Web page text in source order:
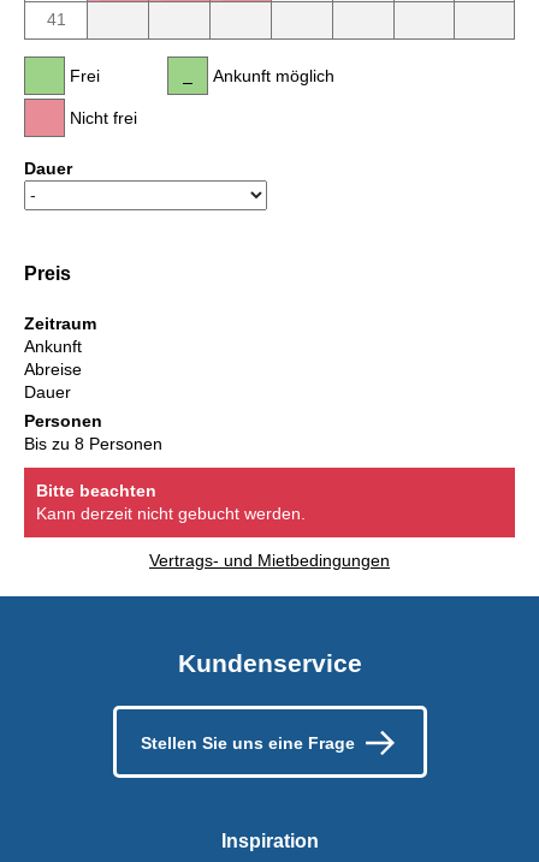
41
Frei
Nicht frei
Ankunft möglich
Dauer
Preis
Zeitraum
Ankunft
Abreise
Dauer
Personen
Bis zu 8 Personen
Bitte beachten
Kann derzeit nicht gebucht werden.
Vertrags- und Mietbedingungen
Kundenservice
Stellen Sie uns eine Frage
Inspiration